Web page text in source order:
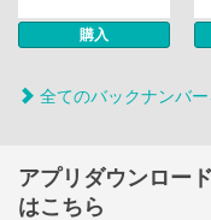
購入
全てのバックナンバ
アプリダウンロード
はこちら